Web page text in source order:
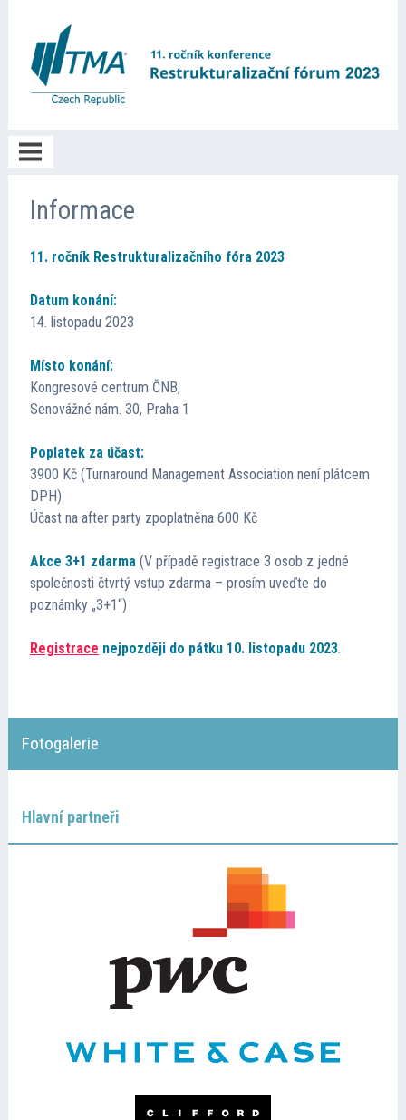
O akci
Informace
Registrace
Program
Kontakt
Informace
11. ročník Restrukturalizačního fóra 2023
Datum konání:
14. listopadu 2023
Místo konání:
Kongresové centrum ČNB,
Senovážné nám. 30, Praha 1
Poplatek za účast:
3900 Kč (Turnaround Management Association není plátcem
DPH)
Účast na after party zpoplatněna 600 Kč
Akce 3+1 zdarma(V případě registrace 3 osob z jedné
společnosti čtvrtý vstup zdarma – prosím uveďte do
poznámky „3+1“)
Registrace nejpozději do pátku 10. listopadu 2023.
Fotogalerie
Hlavní partneři